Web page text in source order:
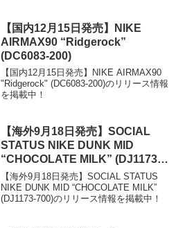
【国内12月15日発売】NIKE
AIRMAX90 “Ridgerock”
(DC6083-200)
【国内12月15日発売】NIKE AIRMAX90
"Ridgerock" (DC6083-200)のリリース情報
を掲載中！
【海外9月18日発売】SOCIAL
STATUS NIKE DUNK MID
“CHOCOLATE MILK” (DJ1173-
700)
【海外9月18日発売】SOCIAL STATUS
NIKE DUNK MID “CHOCOLATE MILK”
(DJ1173-700)のリリース情報を掲載中！